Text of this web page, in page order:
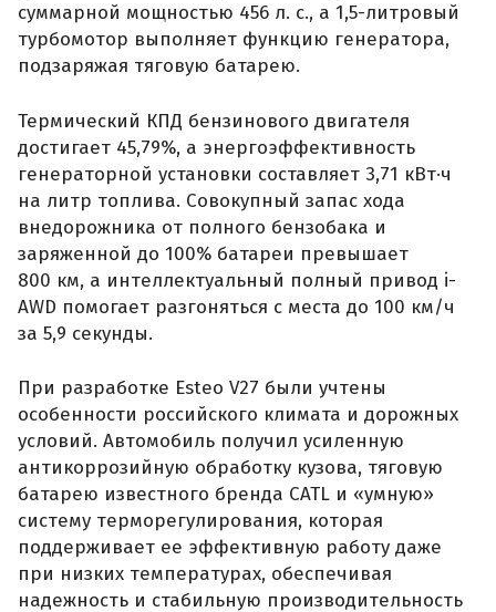
суммарной мощностью 456 л. с., а 1,5-литровый
турбомотор выполняет функцию генератора,
подзаряжая тяговую батарею.
Термический КПД бензинового двигателя
достигает 45,79%, а энергоэффективность
генераторной установки составляет 3,71 кВт·ч
на литр топлива. Совокупный запас хода
внедорожника от полного бензобака и
заряженной до 100% батареи превышает
800 км, а интеллектуальный полный привод i-
AWD помогает разгоняться с места до 100 км/ч
за 5,9 секунды.
При разработке Esteo V27 были учтены
особенности российского климата и дорожных
условий. Автомобиль получил усиленную
антикоррозийную обработку кузова, тяговую
батарею известного бренда CATL и «умную»
систему терморегулирования, которая
поддерживает ее эффективную работу даже
при низких температурах, обеспечивая
надежность и стабильную производительность